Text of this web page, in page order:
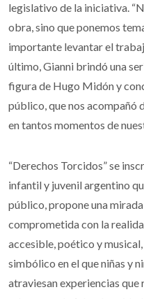
legislativo de la iniciativa.
obra, sino que ponemos
importante levantar el
último, Gianni brindó una
figura de Hugo Midón y
público, que nos acompañó
en tantos momentos de
“Derechos Torcidos” se
infantil y juvenil argentino
público, propone una
comprometida con la
accesible, poético y
simbólico en el que niñas y
atraviesan experiencias